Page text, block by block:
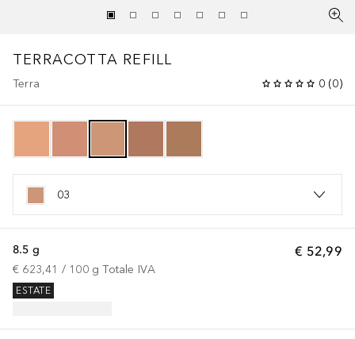
TERRACOTTA REFILL
Terra 0 (0)
03
€ 52,99
8.5 g
€ 623,41 / 100 g Totale IVA
ESTATE